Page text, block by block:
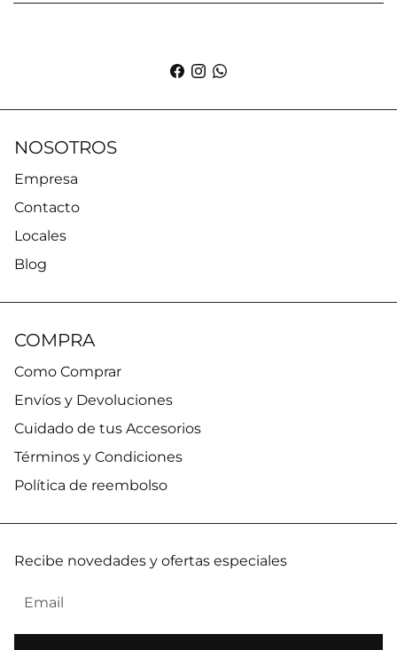
NOSOTROS
Empresa
Contacto
Locales
Blog
COMPRA
Como Comprar
Envíos y Devoluciones
Cuidado de tus Accesorios
Términos y Condiciones
Política de reembolso
Recibe novedades y ofertas especiales